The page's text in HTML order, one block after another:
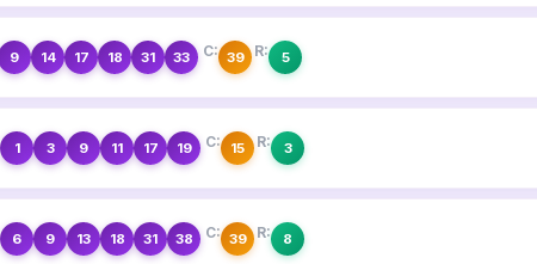
9 14 17 18 31 33 C: 39 R: 5
1 3 9 11 17 19 C: 15 R: 3
6 9 13 18 31 38 C: 39 R: 8